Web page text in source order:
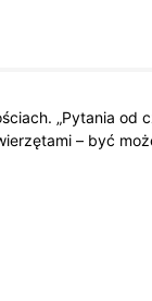
„Pytania od
– być